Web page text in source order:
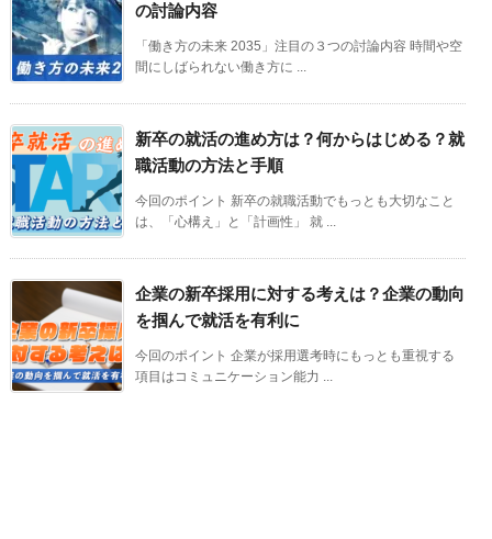
の討論内容
「働き方の未来 2035」注目の３つの討論内容 時間や空
間にしばられない働き方に ...
新卒の就活の進め方は？何からはじめる？就
職活動の方法と手順
今回のポイント 新卒の就職活動でもっとも大切なこと
は、「心構え」と「計画性」 就 ...
企業の新卒採用に対する考えは？企業の動向
を掴んで就活を有利に
今回のポイント 企業が採用選考時にもっとも重視する
項目はコミュニケーション能力 ...